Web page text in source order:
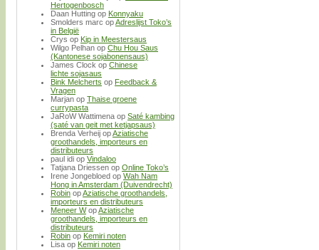
Hertogenbosch
Daan Hutting op Konnyaku
Smolders marc opAdreslijst Toko’s
in België
Crys op Kip in Meestersaus
Wilgo Pelhan op Chu Hou Saus
(Kantonese sojabonensaus)
James Clock op Chinese
lichte sojasaus
Bink Melcherts op Feedback &
Vragen
Marjan op Thaise groene
currypasta
JaRoW Wattimena op Saté kambing
(saté van geit met ketjapsaus)
Brenda Verheij opAziatische
groothandels, importeurs en
distributeurs
paul idi op Vindaloo
Tatjana Driessen op Online Toko’s
Irene Jongebloed op Wah Nam
Hong in Amsterdam (Duivendrecht)
Robin opAziatische groothandels,
importeurs en distributeurs
Meneer WopAziatische
groothandels, importeurs en
distributeurs
Robin op Kemiri noten
Lisa op Kemiri noten